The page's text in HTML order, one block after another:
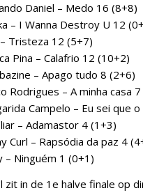
Daniel – Medo 16 (8+8)
– I Wanna Destroy U 12
Tristeza 12 (5+7)
Pina – Calafrio 12 (10+2)
– Apago tudo 8 (2+6)
Rodrigues – A minha casa
Campelo – Eu sei que
– Adamastor 4 (1+3)
Curl – Rapsódia da paz 4
– Ninguém 1 (0+1)
zit in de 1e halve finale op